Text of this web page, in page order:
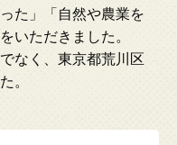
た」「自然や農業を
いただきました。
なく、東京都荒川区
。